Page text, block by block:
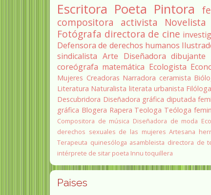
Escritora Poeta Pintora
compositora
activista Novelista
Fotógrafa directora de cine
Defensora de derechos humanos
sindicalista Arte Diseñadora dibujante
coreógrafa matemática Ecologista
Mujeres Creadoras Narradora ceramista
Literatura Naturalista literata urbanista Filóloga
Descubridora Diseñadora gráfica diputada
gráfica Blogera Rapera Teologa Teóloga
Compositora de música Diseñadora de moda
derechos sexuales de las mujeres Artesana
Terapeuta quinesóloga asambleista directora de
intérprete de sitar poeta Innu toquillera
Paises